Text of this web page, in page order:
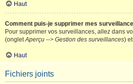
Haut
Comment puis-je supprimer mes
Pour supprimer vos surveillances, allez dans
(ongletAperçu --> Gestion des surveillances)
Haut
Fichiers joints